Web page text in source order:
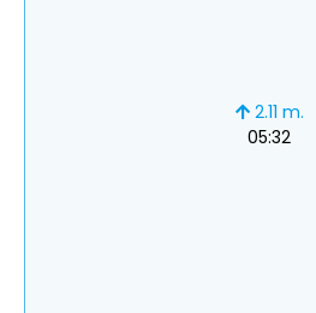
2.11 m.
05:32